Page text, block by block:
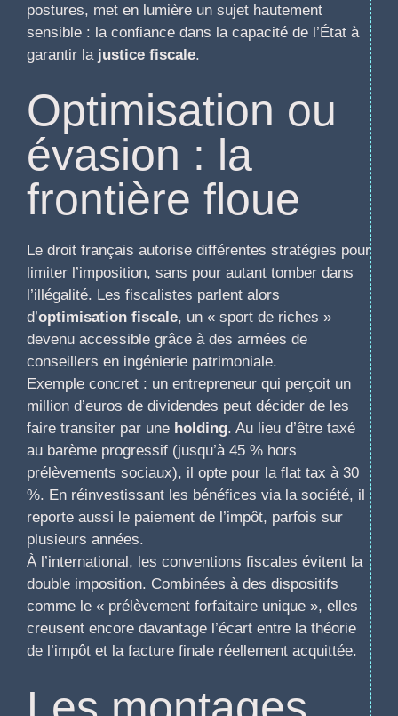
postures, met en lumière un sujet hautement
sensible : la confiance dans la capacité de l’État à
garantir la justice fiscale.
Optimisation ou
évasion : la
frontière floue
Le droit français autorise différentes stratégies pour
limiter l’imposition, sans pour autant tomber dans
l’illégalité. Les fiscalistes parlent alors
d’optimisation fiscale, un « sport de riches »
devenu accessible grâce à des armées de
conseillers en ingénierie patrimoniale.
Exemple concret : un entrepreneur qui perçoit un
million d’euros de dividendes peut décider de les
faire transiter par une holding. Au lieu d’être taxé
au barème progressif (jusqu’à 45 % hors
prélèvements sociaux), il opte pour la flat tax à 30
%. En réinvestissant les bénéfices via la société, il
reporte aussi le paiement de l’impôt, parfois sur
plusieurs années.
À l’international, les conventions fiscales évitent la
double imposition. Combinées à des dispositifs
comme le « prélèvement forfaitaire unique », elles
creusent encore davantage l’écart entre la théorie
de l’impôt et la facture finale réellement acquittée.